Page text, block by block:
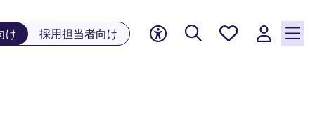
け 採用担当者向け
お気に